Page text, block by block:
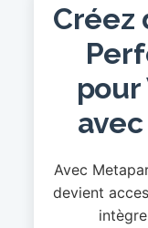
Créez
pour
Avec
devient